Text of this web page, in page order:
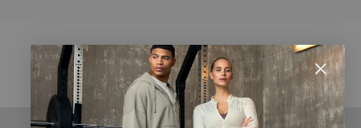
STYLE WITH